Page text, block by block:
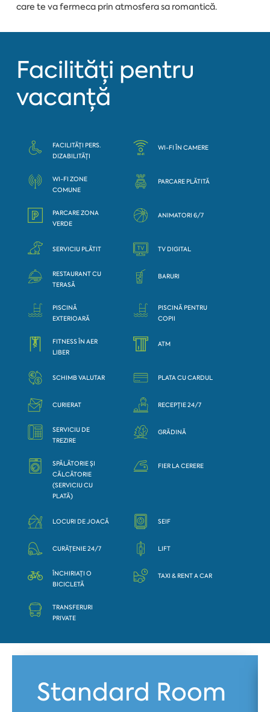
care te va fermeca prin atmosfera sa romantică.
Facilități pentru
vacanță
FACILITĂȚI PERS.
DIZABILITĂȚI
WI-FI ÎN CAMERE
WI-FI ZONE
COMUNE
PARCARE PLĂTITĂ
PARCARE ZONA
VERDE
ANIMATORI 6/7
SERVICIU PLĂTIT TV DIGITAL
RESTAURANT CU
TERASĂ
BARURI
PISCINĂ
EXTERIOARĂ
PISCINĂ PENTRU
COPII
FITNESS ÎN AER
LIBER
ATM
SCHIMB VALUTAR PLATA CU CARDUL
CURIERAT RECEPȚIE 24/7
SERVICIU DE
TREZIRE
GRĂDINĂ
SPĂLĂTORIE ȘI
CĂLCĂTORIE
(SERVICIU CU
PLATĂ)
FIER LA CERERE
LOCURI DE JOACĂ SEIF
CURĂȚENIE 24/7 LIFT
ÎNCHIRIAȚI O
BICICLETĂ
TAXI & RENT A CAR
TRANSFERURI
PRIVATE
Standard Room